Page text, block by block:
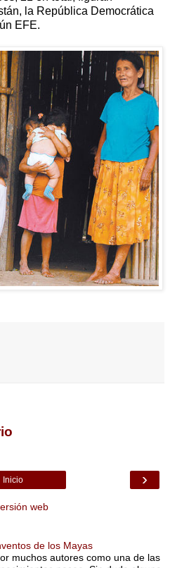
la República Democrática
EFE.
›
Inicio
web
de los Mayas
muchos autores como una de las